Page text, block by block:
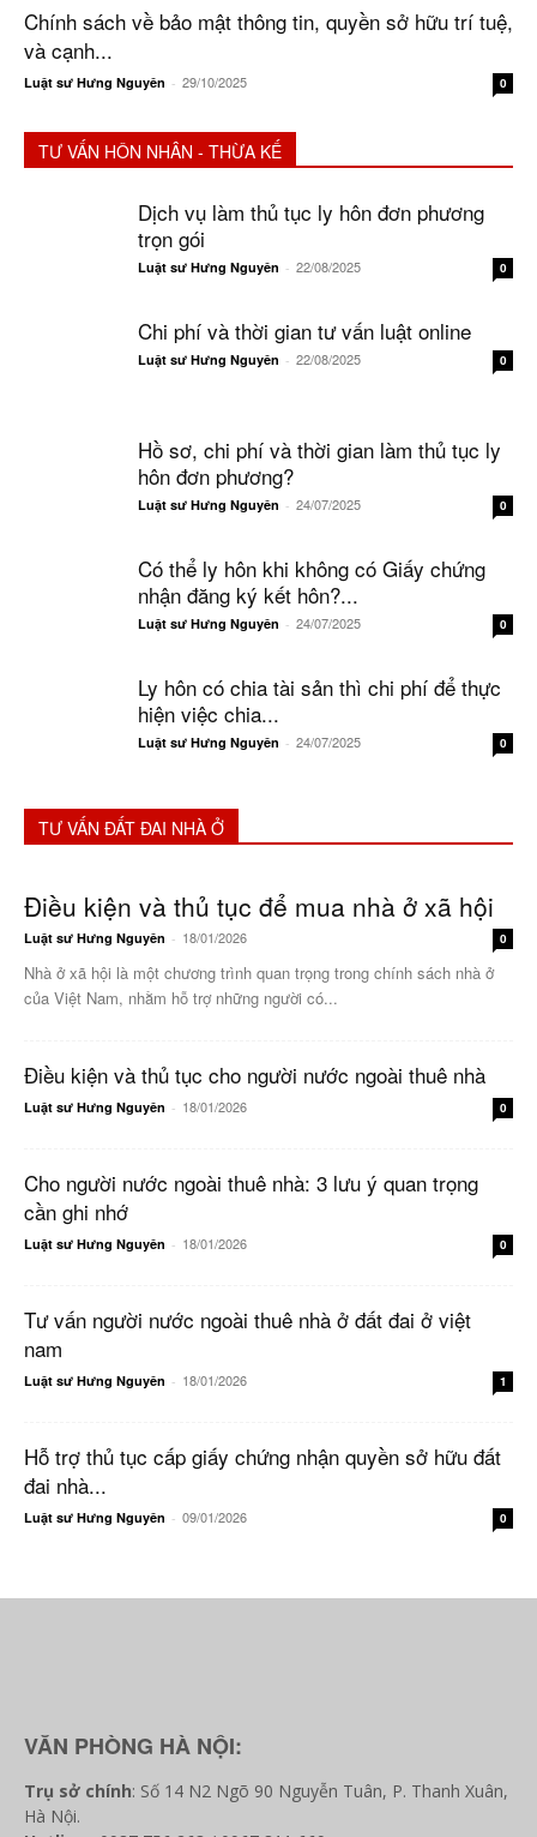
Chính sách về bảo mật thông tin, quyền sở hữu trí tuệ,
và cạnh...
Luật sư Hưng Nguyên - 29/10/2025 0
TƯ VẤN HÔN NHÂN - THỪA KẾ
Dịch vụ làm thủ tục ly hôn đơn phương
trọn gói
Luật sư Hưng Nguyên - 22/08/2025 0
Chi phí và thời gian tư vấn luật online
Luật sư Hưng Nguyên - 22/08/2025 0
Hồ sơ, chi phí và thời gian làm thủ tục ly
hôn đơn phương?
Luật sư Hưng Nguyên - 24/07/2025 0
Có thể ly hôn khi không có Giấy chứng
nhận đăng ký kết hôn?...
Luật sư Hưng Nguyên - 24/07/2025 0
Ly hôn có chia tài sản thì chi phí để thực
hiện việc chia...
Luật sư Hưng Nguyên - 24/07/2025 0
TƯ VẤN ĐẤT ĐAI NHÀ Ở
Điều kiện và thủ tục để mua nhà ở xã hội
Luật sư Hưng Nguyên - 18/01/2026 0
Nhà ở xã hội là một chương trình quan trọng trong chính sách nhà ở
của Việt Nam, nhằm hỗ trợ những người có...
Điều kiện và thủ tục cho người nước ngoài thuê nhà
Luật sư Hưng Nguyên - 18/01/2026 0
Cho người nước ngoài thuê nhà: 3 lưu ý quan trọng
cần ghi nhớ
Luật sư Hưng Nguyên - 18/01/2026 0
Tư vấn người nước ngoài thuê nhà ở đất đai ở việt
nam
Luật sư Hưng Nguyên - 18/01/2026 1
Hỗ trợ thủ tục cấp giấy chứng nhận quyền sở hữu đất
đai nhà...
Luật sư Hưng Nguyên - 09/01/2026 0
VĂN PHÒNG HÀ NỘI:
Trụ sở chính: Số 14 N2 Ngõ 90 Nguyễn Tuân, P. Thanh Xuân,
Hà Nội.